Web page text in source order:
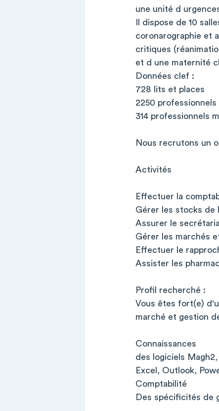
une unité d
Il dispose de 10
coronarographie et
critiques
et d une maternité
Données clef :
728 lits et places
2250 professionnels
314 professionnels
Nous recrutons un
Activités
Effectuer la
Gérer les stocks de
Assurer le
Gérer les marchés
Effectuer le
Assister les
Profil recherché :
Vous êtes fort(e)
marché et gestion
Connaissances
des logiciels
Excel, Outlook,
Comptabilité
Des spécificités de